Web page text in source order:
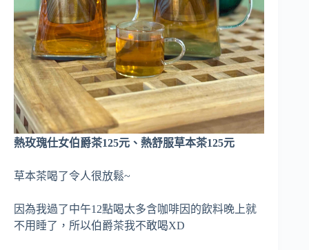
熱玫瑰仕女伯爵茶125元、熱舒服草本茶125元
草本茶喝了令人很放鬆~
因為我過了中午12點喝太多含咖啡因的飲料晚上就
不用睡了，所以伯爵茶我不敢喝XD